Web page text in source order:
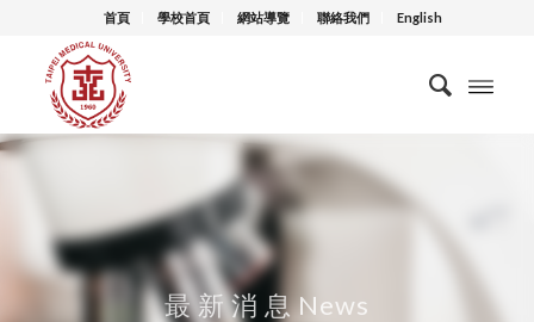
首頁 學校首頁 網站導覽 聯絡我們 English
最 新 消 息 News